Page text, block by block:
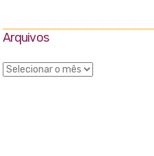
Arquivos